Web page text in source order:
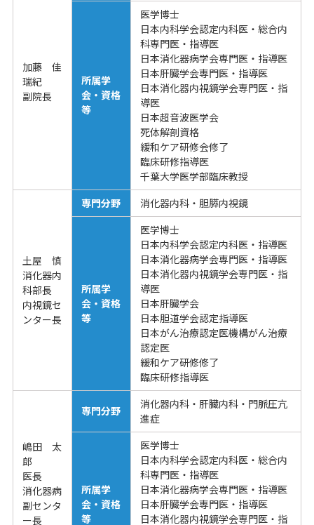
加藤 佳
瑞紀
副院長
所属学
会・資格
等
医学博士
日本内科学会認定内科医・総合内
科専門医・指導医
日本消化器病学会専門医・指導医
日本肝臓学会専門医・指導医
日本消化器内視鏡学会専門医・指
導医
日本超音波医学会
死体解剖資格
緩和ケア研修会修了
臨床研修指導医
千葉大学医学部臨床教授
土屋 慎
消化器内
科部長
内視鏡セ
ンター長
専門分野 消化器内科・胆膵内視鏡
所属学
会・資格
等
医学博士
日本内科学会認定内科医・指導医
日本消化器病学会専門医・指導医
日本消化器内視鏡学会専門医・指
導医
日本肝臓学会
日本胆道学会認定指導医
日本がん治療認定医機構がん治療
認定医
緩和ケア研修修了
臨床研修指導医
嶋田 太
郎
医長
消化器病
副センタ
ー長
専門分野
消化器内科・肝臓内科・門脈圧亢
進症
所属学
会・資格
等
医学博士
日本内科学会認定内科医・総合内
科専門医・指導医
日本消化器病学会専門医・指導医
日本肝臓学会専門医・指導医
日本消化器内視鏡学会専門医・指